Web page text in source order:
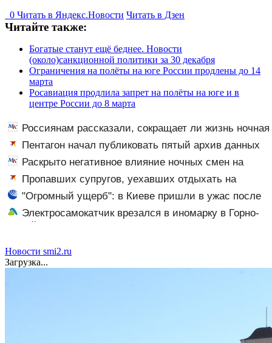
0 Читать в Яндекс.Новости Читать в Дзен
Читайте также:
Богатые станут ещё беднее. Новости
(около)санкционной политики за 30 декабря
Ограничения на полёты на юге России продлены до 14
марта
Росавиация продлила запрет на полёты на юге и в
центре России до 8 марта
Россиянам рассказали, сокращает ли жизнь ночная
работа
Пентагон начал публиковать пятый архив данных
об НЛО
Раскрыто негативное влияние ночных смен на
организм человека
Пропавших супругов, уехавших отдыхать на
природу, нашли мертвыми на заднем сиденье
автомобиля
"Огромный ущерб": в Киеве пришли в ужас после
ударов ВС России
Электросамокатчик врезался в иномарку в Горно-
Алтайске
Новости smi2.ru
Загрузка...